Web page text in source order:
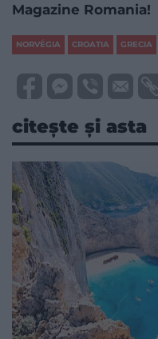
Magazine Romania!
NORVÉGIA CROATIA GRECIA
citește și asta